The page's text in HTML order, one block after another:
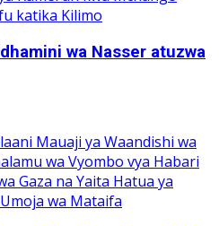
wa Nasser atuzwa